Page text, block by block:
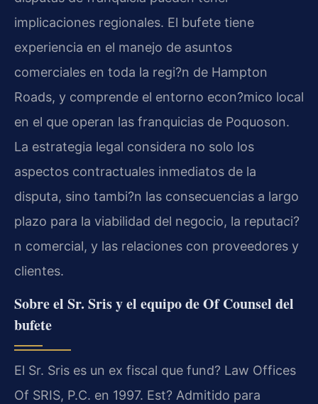
implicaciones regionales. El bufete tiene
experiencia en el manejo de asuntos
comerciales en toda la regi?n de Hampton
Roads, y comprende el entorno econ?mico local
en el que operan las franquicias de Poquoson.
La estrategia legal considera no solo los
aspectos contractuales inmediatos de la
disputa, sino tambi?n las consecuencias a largo
plazo para la viabilidad del negocio, la reputaci?
n comercial, y las relaciones con proveedores y
clientes.
Sobre el Sr. Sris y el equipo de Of Counsel del
bufete
El Sr. Sris es un ex fiscal que fund? Law Offices
Of SRIS, P.C. en 1997. Est? Admitido para